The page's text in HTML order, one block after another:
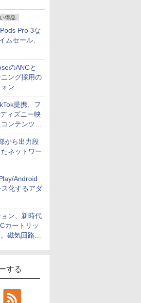
得品
Pro 3な
ムセール、
のANCと
ング採用の
ン
ANC」
提携、フ
ィズニー映
ンテンツ制
配信
から出力段
ネットワー
」
Android
化するアダ
ン、新時代
カートリッ
磁気回路や
する